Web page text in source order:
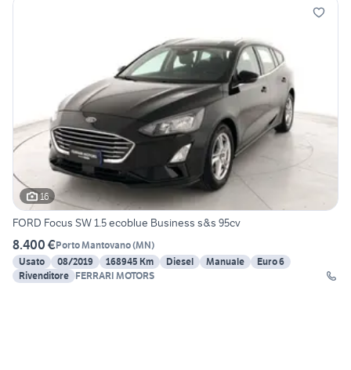
16
FORD Focus SW 1.5 ecoblue Business s&s 95cv
8.400 €Porto Mantovano(MN)
Usato
08/2019 168945 Km Diesel Manuale
Euro 6
Rivenditore FERRARI MOTORS